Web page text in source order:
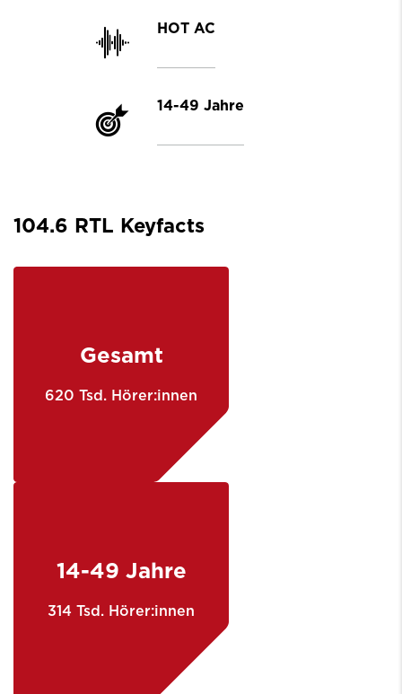
HOT AC
14-49 Jahre
104.6 RTL Keyfacts
Gesamt
620 Tsd. Hörer:innen
14-49 Jahre
314 Tsd. Hörer:innen